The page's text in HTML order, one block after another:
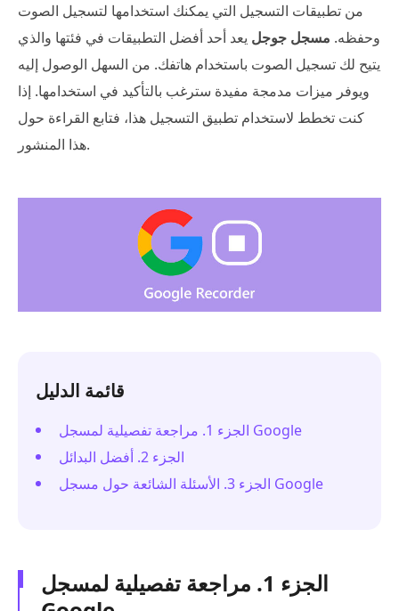
من تطبيقات التسجيل التي يمكنك استخدامها لتسجيل الصوت
وحفظه. مسجل جوجل يعد أحد أفضل التطبيقات في فئتها والذي
يتيح لك تسجيل الصوت باستخدام هاتفك. من السهل الوصول إليه
ويوفر ميزات مدمجة مفيدة سترغب بالتأكيد في استخدامها. إذا
كنت تخطط لاستخدام تطبيق التسجيل هذا، فتابع القراءة حول
هذا المنشور.
قائمة الدليل
الجزء 1. مراجعة تفصيلية لمسجل Google
الجزء 2. أفضل البدائل
الجزء 3. الأسئلة الشائعة حول مسجل Google
الجزء 1. مراجعة تفصيلية لمسجل